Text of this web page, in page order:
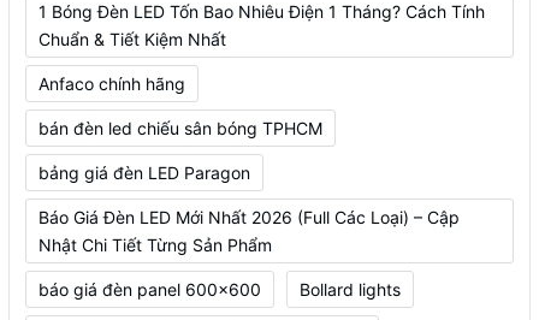
1 Bóng Đèn LED Tốn Bao Nhiêu Điện 1 Tháng? Cách Tính
Chuẩn & Tiết Kiệm Nhất
Anfaco chính hãng
bán đèn led chiếu sân bóng TPHCM
bảng giá đèn LED Paragon
Báo Giá Đèn LED Mới Nhất 2026 (Full Các Loại) – Cập
Nhật Chi Tiết Từng Sản Phẩm
báo giá đèn panel 600x600 Bollard lights